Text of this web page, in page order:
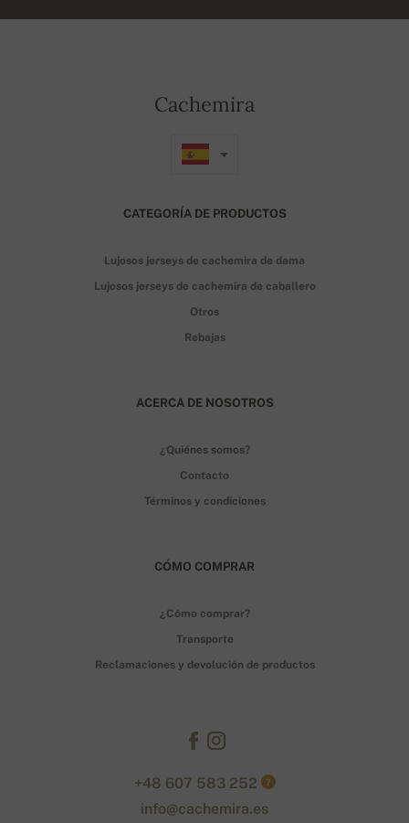
Cachemira
CATEGORÍA DE PRODUCTOS
Lujosos jerseys de cachemira de dama
Lujosos jerseys de cachemira de caballero
Otros
Rebajas
ACERCA DE NOSOTROS
¿Quiénes somos?
Contacto
Términos y condiciones
CÓMO COMPRAR
¿Cómo comprar?
Transporte
Reclamaciones y devolución de productos
+48 607 583 252 ?
info@cachemira.es